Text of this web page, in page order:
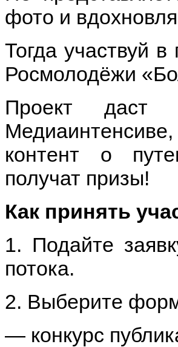
фото и
Тогда участвуй
Росмолодёжи
Проект даст
контент о
получат призы!
Как принять
1. Подайте
потока.
2. Выберите
— конкурс